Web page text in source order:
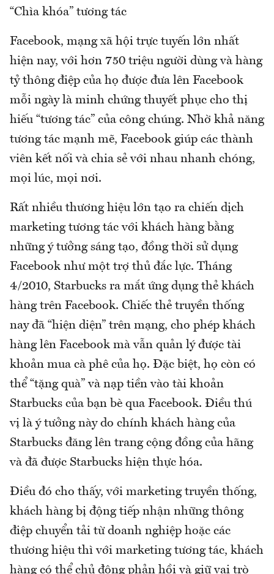
“Chìa khóa” tương tác
Facebook, mạng xã hội trực tuyến lớn nhất
hiện nay, với hơn 750 triệu người dùng và hàng
tỷ thông điệp của họ được đưa lên Facebook
mỗi ngày là minh chứng thuyết phục cho thị
hiếu “tương tác” của công chúng. Nhờ khả năng
tương tác mạnh mẽ, Facebook giúp các thành
viên kết nối và chia sẻ với nhau nhanh chóng,
mọi lúc, mọi nơi.
Rất nhiều thương hiệu lớn tạo ra chiến dịch
marketing tương tác với khách hàng bằng
những ý tưởng sáng tạo, đồng thời sử dụng
Facebook như một trợ thủ đắc lực. Tháng
4/2010, Starbucks ra mắt ứng dụng thẻ khách
hàng trên Facebook. Chiếc thẻ truyền thống
nay đã “hiện diện” trên mạng, cho phép khách
hàng lên Facebook mà vẫn quản lý được tài
khoản mua cà phê của họ. Đặc biệt, họ còn có
thể “tặng quà” và nạp tiền vào tài khoản
Starbucks của bạn bè qua Facebook. Điều thú
vị là ý tưởng này do chính khách hàng của
Starbucks đăng lên trang cộng đồng của hãng
và đã được Starbucks hiện thực hóa.
Điều đó cho thấy, với marketing truyền thống,
khách hàng bị động tiếp nhận những thông
điệp chuyển tải từ doanh nghiệp hoặc các
thương hiệu thì với marketing tương tác, khách
hàng có thể chủ động phản hồi và giữ vai trò